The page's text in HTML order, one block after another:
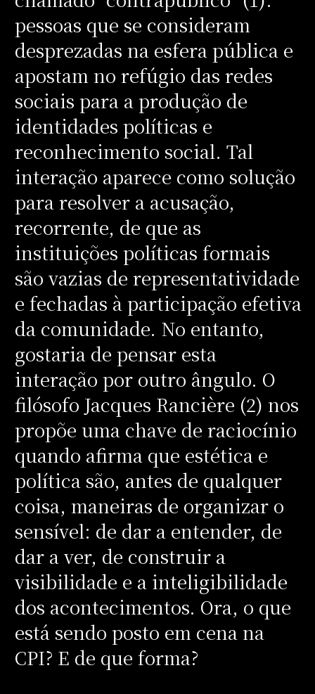
pessoas que se consideram
desprezadas na esfera pública e
apostam no refúgio das redes
sociais para a produção de
identidades políticas e
reconhecimento social. Tal
interação aparece como solução
para resolver a acusação,
recorrente, de que as
instituições políticas formais
são vazias de representatividade
e fechadas à participação efetiva
da comunidade. No entanto,
gostaria de pensar esta
interação por outro ângulo. O
filósofo Jacques Rancière (2) nos
propõe uma chave de raciocínio
quando afirma que estética e
política são, antes de qualquer
coisa, maneiras de organizar o
sensível: de dar a entender, de
dar a ver, de construir a
visibilidade e a inteligibilidade
dos acontecimentos. Ora, o que
está sendo posto em cena na
CPI? E de que forma?